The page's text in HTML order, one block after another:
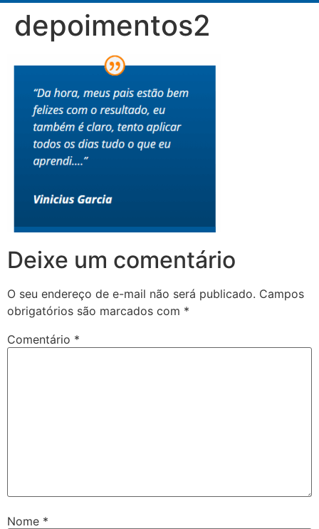
depoimentos2
Deixe um comentário
O seu endereço de e-mail não será publicado. Campos
obrigatórios são marcados com *
Comentário *
Nome *